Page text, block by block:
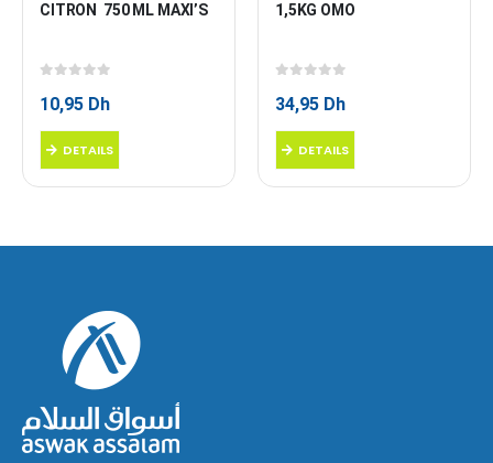
CITRON  750 ML MAXI’S
10,95 Dh
DETAILS
1,5KG OMO
34,95 Dh
DETAILS